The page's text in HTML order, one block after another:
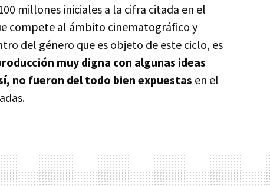
millones iniciales a la cifra citada en el
compete al ámbito cinematográfico y
del género que es objeto de este ciclo, es
muy digna con algunas ideas
no fueron del todo bien expuestas en el